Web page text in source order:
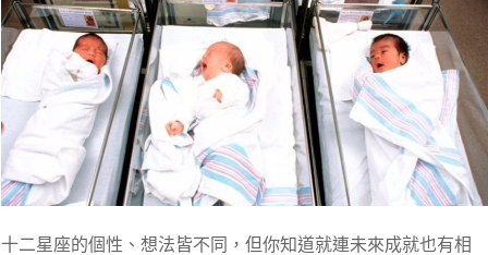
十二星座的個性、想法皆不同，但你知道就連未來成就也有相